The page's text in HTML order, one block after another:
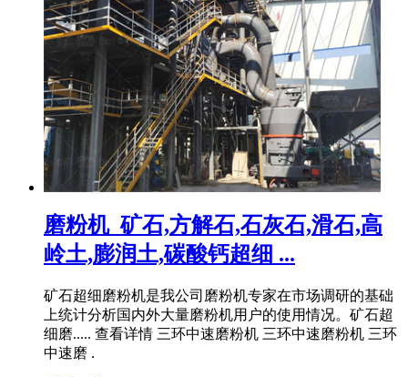
磨粉机_矿石,方解石,石灰石,滑石,高
岭土,膨润土,碳酸钙超细 ...
矿石超细磨粉机是我公司磨粉机专家在市场调研的基础
上统计分析国内外大量磨粉机用户的使用情况。矿石超
细磨..... 查看详情 三环中速磨粉机 三环中速磨粉机 三环
中速磨 .